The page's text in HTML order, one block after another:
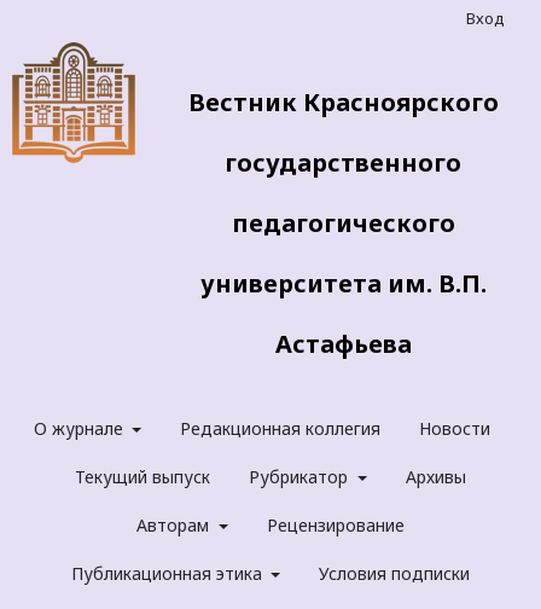
Вестник Красноярского
государственного
педагогического
университета им. В.П.
Астафьева
О журнале Редакционная коллегия Новости
Текущий выпуск Рубрикатор Архивы
Авторам Рецензирование
Публикационная этика Условия подписки
Вход